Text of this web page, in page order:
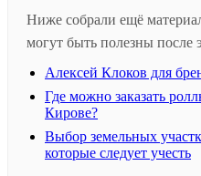
Ниже собрали ещё
могут быть полезны после
Алексей Клоков для
Где можно заказать
Кирове?
Выбор земельных
которые следует учесть